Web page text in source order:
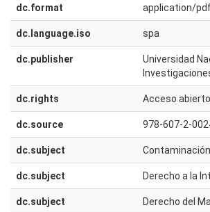
dc.format application/
dc.language.iso spa
dc.publisher
Universidad
dc.rights Acceso abierto
dc.source 978-607-2-
dc.subject
dc.subject Derecho a la
dc.subject Derecho del